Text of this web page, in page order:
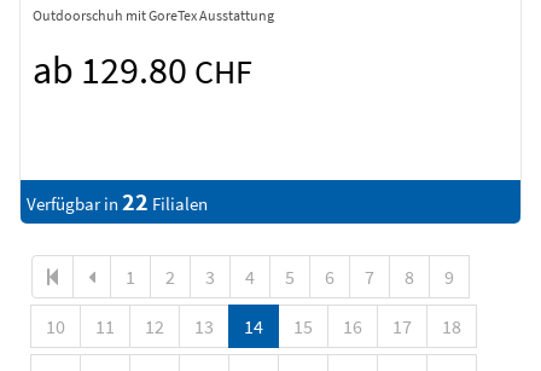
Outdoorschuh mit GoreTex Ausstattung
ab 129.80 CHF
Verfügbar in 22 Filialen
1 2 3 4 5 6 7 8 9
10 11 12 13 14 15 16 17 18